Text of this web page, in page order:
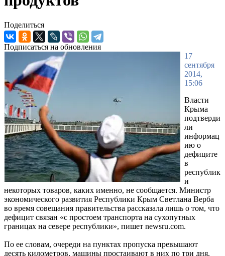
Поделиться
Подписаться на обновления
17
сентября
2014,
15:06
Власти
Крыма
подтверди
ли
информац
ию о
дефиците
в
республик
и
некоторых товаров, каких именно, не сообщается. Министр
экономического развития Республики Крым Светлана Верба
во время совещания правительства рассказала лишь о том, что
дефицит связан «с простоем транспорта на сухопутных
границах на севере республики», пишет newsru.com.
По ее словам, очереди на пунктах пропуска превышают
десять километров, машины простаивают в них по три дня.